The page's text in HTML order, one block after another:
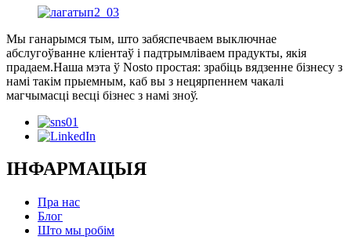
Мы ганарымся тым, што забяспечваем выключнае
абслугоўванне кліентаў і падтрымліваем прадукты, якія
прадаем.Наша мэта ў Nosto простая: зрабіць вядзенне бізнесу з
намі такім прыемным, каб вы з нецярпеннем чакалі
магчымасці весці бізнес з намі зноў.
ІНФАРМАЦЫЯ
Пра нас
Блог
Што мы робім